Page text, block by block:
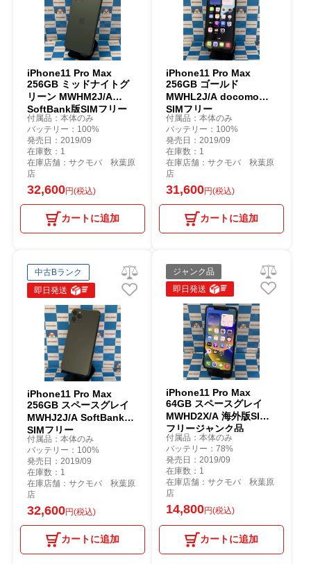
iPhone11 Pro Max
256GB ミッドナイトグ
リーン MWHM2J/A
SoftBank版SIMフリー
付属品：本体のみ
バッテリー：100%
発売日：2019/09
在庫数：1
在庫店舗：サクモバ 秋葉原
店
32,600円(税込)
カートに追加
iPhone11 Pro Max
256GB ゴールド
MWHL2J/A docomo版
SIMフリー
付属品：本体のみ
バッテリー：100%
発売日：2019/09
在庫数：1
在庫店舗：サクモバ 秋葉原
店
31,600円(税込)
カートに追加
中古Bランク
即日発送
iPhone11 Pro Max
256GB スペースグレイ
MWHJ2J/A SoftBank版
SIMフリー
付属品：本体のみ
バッテリー：100%
発売日：2019/09
在庫数：1
在庫店舗：サクモバ 秋葉原
店
32,600円(税込)
カートに追加
ジャンク品
即日発送
iPhone11 Pro Max
64GB スペースグレイ
MWHD2X/A 海外版SIM
フリージャンク品
付属品：本体のみ
バッテリー：78%
発売日：2019/09
在庫数：1
在庫店舗：サクモバ 秋葉原
店
14,800円(税込)
カートに追加